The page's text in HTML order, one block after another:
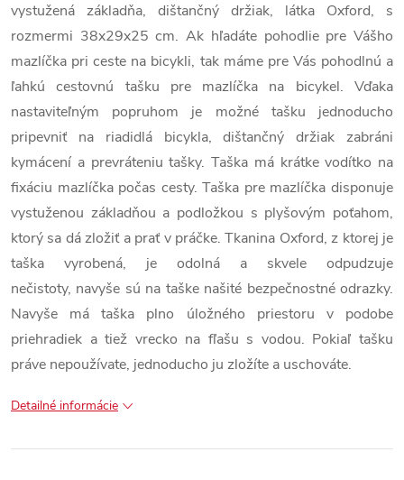
vystužená základňa, dištančný držiak, látka Oxford, s
rozmermi 38x29x25 cm. Ak hľadáte pohodlie pre Vášho
mazlíčka pri ceste na bicykli, tak máme pre Vás pohodlnú a
ľahkú cestovnú tašku pre mazlíčka na bicykel. Vďaka
nastaviteľným popruhom je možné tašku jednoducho
pripevniť na riadidlá bicykla, dištančný držiak zabráni
kymácení a prevráteniu tašky. Taška má krátke vodítko na
fixáciu mazlíčka počas cesty. Taška pre mazlíčka disponuje
vystuženou základňou a podložkou s plyšovým poťahom,
ktorý sa dá zložiť a prať v práčke. Tkanina Oxford, z ktorej je
taška vyrobená, je odolná a skvele odpudzuje
nečistoty, navyše sú na taške našité bezpečnostné odrazky.
Navyše má taška plno úložného priestoru v podobe
priehradiek a tiež vrecko na fľašu s vodou. Pokiaľ tašku
práve nepoužívate, jednoducho ju zložíte a uschováte.
Detailné informácie